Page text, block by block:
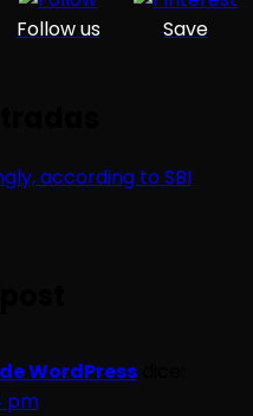
Follow us Save
according to SBI
WordPress
pm